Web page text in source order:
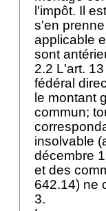
l'impôt. Il
s'en
applicable
sont
2.2 L'art.
fédéral
le montant
commun;
insolvable
décembre
et des
642.14) ne
3.